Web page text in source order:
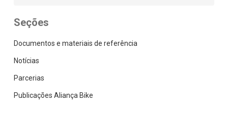
Seções
Documentos e materiais de referência
Notícias
Parcerias
Publicações Aliança Bike